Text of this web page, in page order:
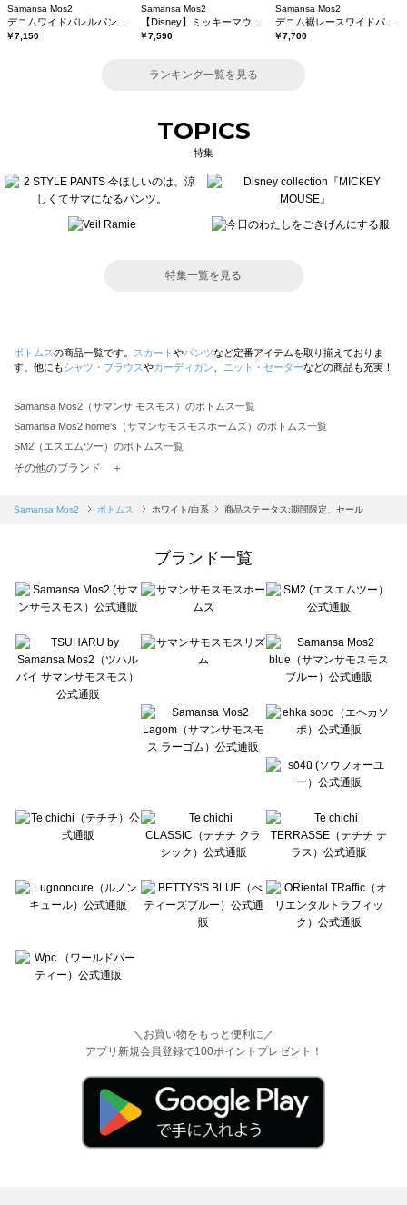
Samansa Mos2
￥7,150
Samansa Mos2
￥7,590
Samansa Mos2
デニム裾レースワイドパンツ
￥7,700
ランキング一覧を見る
TOPICS
特集
特集一覧を見る
ボトムスの商品一覧です。 スカート やパンツなど定番アイテムを取り揃えておりま
す。他にもシャツ・ブラウスやカーディガン ニット・セーターなどの商品も充実！
Samansa Mos2（サマンサ モスモス）のボトムス一覧
Samansa Mos2 home's（サマンサモスモスホームズ）のボトムス一覧
SM2（エスエムツー）のボトムス一覧
TSUHARU by Samansa Mos2（ツハルバイサマンサモスモス）のボトムス一覧
Samansa Mos2 blue（サマンサモスモス ブルー）のボトムス一覧
sō4ū（ソウフォーユー）のボトムス一覧
Te chichi（テチチ）のボトムス一覧
Te chichi CLASSIC（テチチ クラシック）のボトムス一覧
Lugnoncure（ルノンキュール）のボトムス一覧
BETTY'S BLUE（べティーズブルー）のボトムス一覧
Wpc.（ワールドパーティー）のボトムス一覧
その他のブランド ＋
Samansa Mos2 ボトムス ホワイト/白系 商品ステータス:期間限定、セール
ブランド一覧
＼お買い物をもっと便利に／
アプリ新規会員登録で100ポイントプレゼント！